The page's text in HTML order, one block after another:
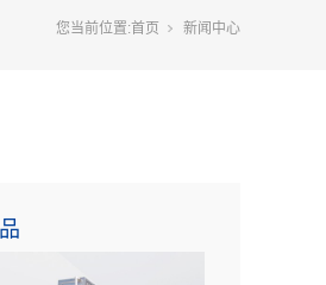
您当前位置:首页 新闻中心